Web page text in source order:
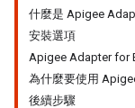
什麼是 Apigee
安裝選項
Apigee Adapter for
為什麼要使用
後續步驟